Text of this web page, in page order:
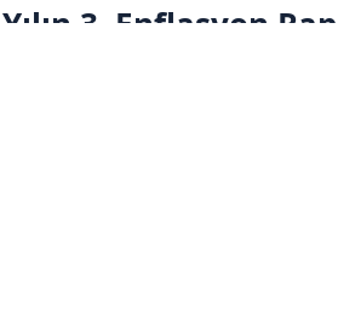
Yılın 3. Enflasyon